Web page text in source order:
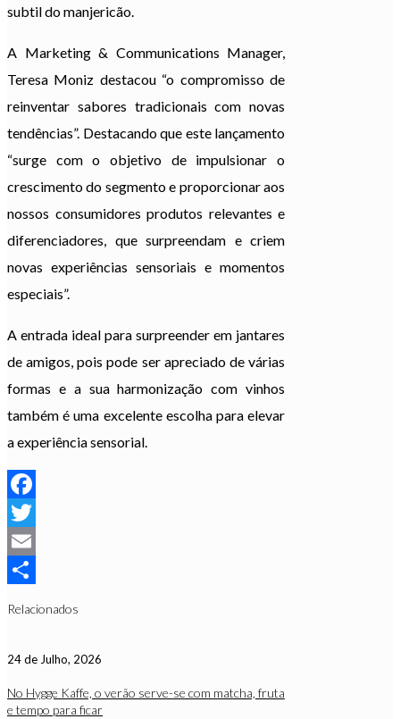
subtil do manjericão.
A Marketing & Communications Manager,
Teresa Moniz destacou “o compromisso de
reinventar sabores tradicionais com novas
tendências”. Destacando que este lançamento
“surge com o objetivo de impulsionar o
crescimento do segmento e proporcionar aos
nossos consumidores produtos relevantes e
diferenciadores, que surpreendam e criem
novas experiências sensoriais e momentos
especiais”.
A entrada ideal para surpreender em jantares
de amigos, pois pode ser apreciado de várias
formas e a sua harmonização com vinhos
também é uma excelente escolha para elevar
a experiência sensorial.
Facebook
Twitter
Email
Relacionados
24 de Julho, 2026
No Hygge Kaffe, o verão serve-se com matcha, fruta
e tempo para ficar